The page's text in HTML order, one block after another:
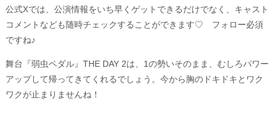
公式Xでは、公演情報をいち早くゲットできるだけでなく、キャスト
コメントなども随時チェックすることができます♡ フォロー必須
ですね♪
舞台『弱虫ペダル』THE DAY 2は、1の勢いそのまま、むしろパワー
アップして帰ってきてくれるでしょう。今から胸のドキドキとワク
ワクが止まりませんね！